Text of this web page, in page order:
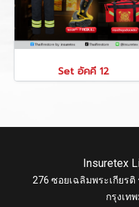
Set อัคคี 12
Insuretex
276 ซอยเฉลิมพระเกียรติ
กรุงเท